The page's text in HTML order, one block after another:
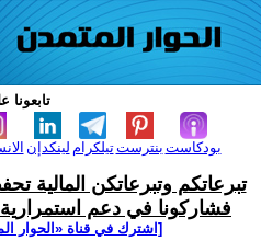
تابعونا
لينكدإن تيلكرامبنترست بودكاست
تبرعاتكم وتبرعاتكن المالية
فشاركونا في دعم استمرارية
[اشترك في قناة ‫«الحوار